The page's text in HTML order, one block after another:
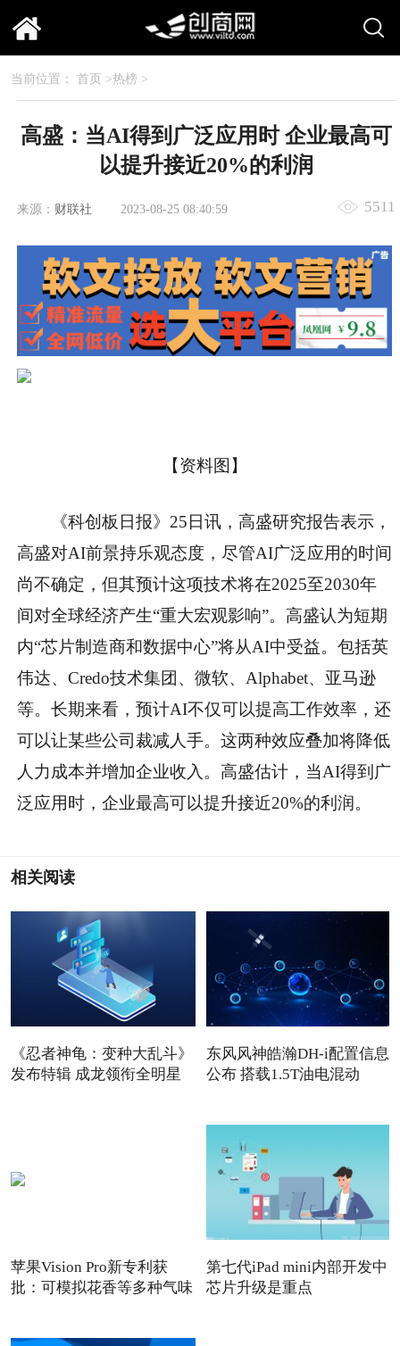
当前位置： 首页 >热榜 >
高盛：当AI得到广泛应用时 企业最高可
以提升接近20%的利润
来源： 财联社 2023-08-25 08:40:59 5511
【资料图】
《科创板日报》25日讯，高盛研究报告表示，
高盛对AI前景持乐观态度，尽管AI广泛应用的时间
尚不确定，但其预计这项技术将在2025至2030年
间对全球经济产生“重大宏观影响”。高盛认为短期
内“芯片制造商和数据中心”将从AI中受益。包括英
伟达、Credo技术集团、微软、Alphabet、亚马逊
等。长期来看，预计AI不仅可以提高工作效率，还
可以让某些公司裁减人手。这两种效应叠加将降低
人力成本并增加企业收入。高盛估计，当AI得到广
泛应用时，企业最高可以提升接近20%的利润。
相关阅读
《忍者神龟：变种大乱斗》
发布特辑 成龙领衔全明星
东风风神皓瀚DH-i配置信息
公布 搭载1.5T油电混动
苹果Vision Pro新专利获
批：可模拟花香等多种气味
第七代iPad mini内部开发中
芯片升级是重点